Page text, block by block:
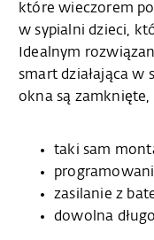
które wieczorem
w sypialni dzieci,
Idealnym
smart działająca w
okna są
taki sam
zasilanie z
dowolna